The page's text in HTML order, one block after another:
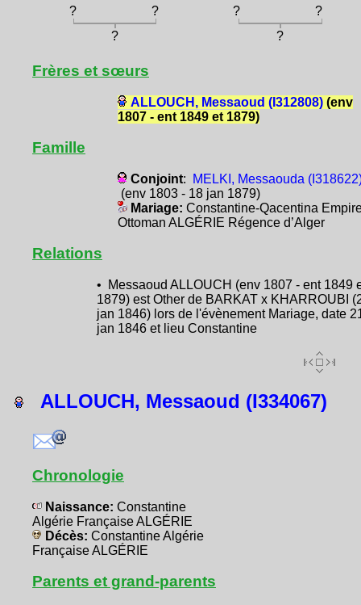
? ? ?
?
?
?
Frères et sœurs
ALLOUCH, Messaoud (I312808)(env
1807 - ent 1849 et 1879)
Famille
Conjoint:
MELKI, Messaouda
(env 1803 - 18 jan 1879)
Mariage: Constantine-Qacentina
Ottoman ALGÉRIE Régence d’Alger
Relations
• Messaoud ALLOUCH (env 1807 - ent 1849
1879) est Other de BARKAT x KHARROUBI
jan 1846) lors de l'évènement Mariage, date
jan 1846 et lieu Constantine
ALLOUCH, Messaoud (I334067)
Chronologie
Naissance: Constantine
Algérie Française ALGÉRIE
Décès: Constantine Algérie
Française ALGÉRIE
Parents et grand-parents